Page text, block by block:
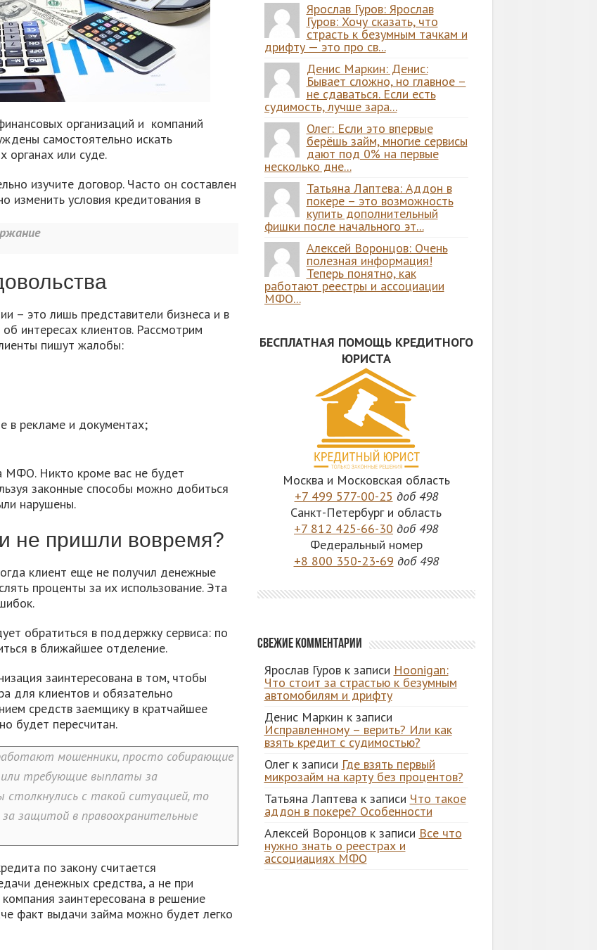
организаций и компаний
самостоятельно искать
органах или суде.
изучите договор. Часто он составлен
изменить условия кредитования в
– это лишь представители бизнеса и в
интересах клиентов. Рассмотрим
пишут жалобы:
в рекламе и документах;
МФО. Никто кроме вас не будет
законные способы можно добиться
нарушены.
не пришли вовремя?
клиент еще не получил денежные
проценты за их использование. Эта
обратиться в поддержку сервиса: по
в ближайшее отделение.
заинтересована в том, чтобы
для клиентов и обязательно
средств заемщику в кратчайшее
будет пересчитан.
мошенники, просто собирающие
или требующие выплаты за
с такой ситуацией, то
защитой в правоохранительные
по закону считается
денежных средства, а не при
заинтересована в решение
факт выдачи займа можно будет легко
Ярослав Гуров: Ярослав
Гуров: Хочу сказать, что
страсть к безумным тачкам и
дрифту — это про св...
Денис Маркин: Денис:
Бывает сложно, но главное –
не сдаваться. Если есть
судимость, лучше зара...
Олег: Если это впервые
берёшь займ, многие сервисы
дают под 0% на первые
несколько дне...
Татьяна Лаптева: Аддон в
покере – это возможность
купить дополнительный
фишки после начального эт...
Алексей Воронцов: Очень
полезная информация!
Теперь понятно, как
работают реестры и ассоциации
МФО...
БЕСПЛАТНАЯ ПОМОЩЬ КРЕДИТНОГО
ЮРИСТА
Москва и Московская область
+7 499 577-00-25 доб 498
Санкт-Петербург и область
+7 812 425-66-30 доб 498
Федеральный номер
+8 800 350-23-69 доб 498
Свежие комментарии
Ярослав Гуровк записи Hoonigan:
Что стоит за страстью к безумным
автомобилям и дрифту
Денис Маркин к записи
Исправленному – верить? Или как
взять кредит с судимостью?
Олегк записи Где взять первый
микрозайм на карту без процентов?
Татьяна Лаптевак записи Что такое
аддон в покере? Особенности
Алексей Воронцовк записи Все что
нужно знать о реестрах и
ассоциациях МФО